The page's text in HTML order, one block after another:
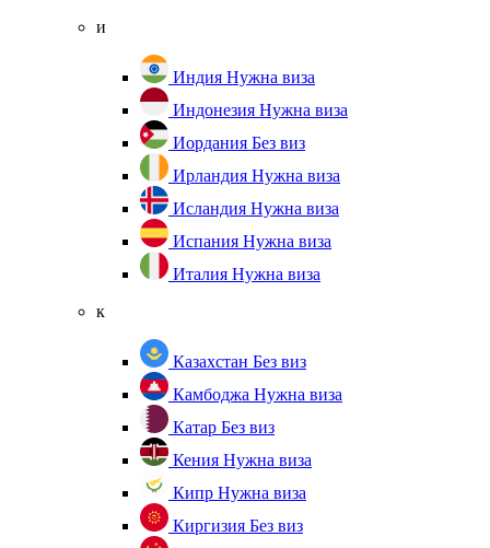
и
Индия Нужна виза
Индонезия Нужна виза
Иордания Без виз
Ирландия Нужна виза
Исландия Нужна виза
Испания Нужна виза
Италия Нужна виза
к
Казахстан Без виз
Камбоджа Нужна виза
Катар Без виз
Кения Нужна виза
Кипр Нужна виза
Киргизия Без виз